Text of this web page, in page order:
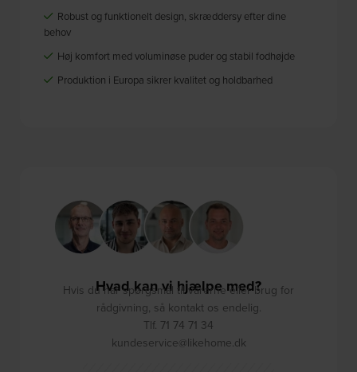
Robust og funktionelt design, skræddersy efter dine
behov
Høj komfort med voluminøse puder og stabil fodhøjde
Produktion i Europa sikrer kvalitet og holdbarhed
Hvad kan vi hjælpe med?
Hvis du har spørgsmål til varerne eller brug for
rådgivning, så kontakt os endelig.
Tlf. 71 74 71 34
kundeservice@likehome.dk